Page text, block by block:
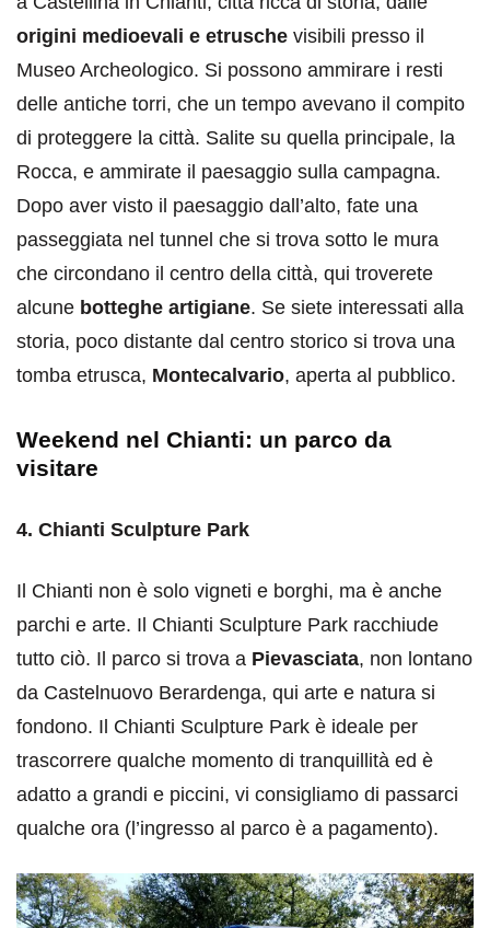
origini medioevali e etrusche visibili presso il
Museo Archeologico. Si possono ammirare i resti
delle antiche torri, che un tempo avevano il compito
di proteggere la città. Salite su quella principale, la
Rocca, e ammirate il paesaggio sulla campagna.
Dopo aver visto il paesaggio dall’alto, fate una
passeggiata nel tunnel che si trova sotto le mura
che circondano il centro della città, qui troverete
alcune botteghe artigiane. Se siete interessati alla
storia, poco distante dal centro storico si trova una
tomba etrusca, Montecalvario, aperta al pubblico.
Weekend nel Chianti: un parco da
visitare
4. Chianti Sculpture Park
Il Chianti non è solo vigneti e borghi, ma è anche
parchi e arte. Il Chianti Sculpture Park racchiude
tutto ciò. Il parco si trova a Pievasciata, non lontano
da Castelnuovo Berardenga, qui arte e natura si
fondono. Il Chianti Sculpture Park è ideale per
trascorrere qualche momento di tranquillità ed è
adatto a grandi e piccini, vi consigliamo di passarci
qualche ora (l’ingresso al parco è a pagamento).